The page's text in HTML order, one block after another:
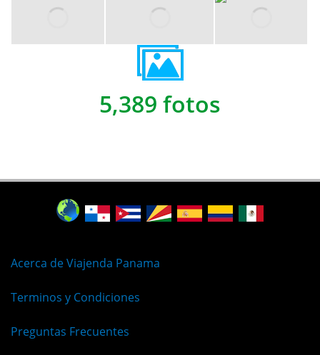
5,389 fotos
Acerca de Viajenda Panama
Terminos y Condiciones
Preguntas Frecuentes